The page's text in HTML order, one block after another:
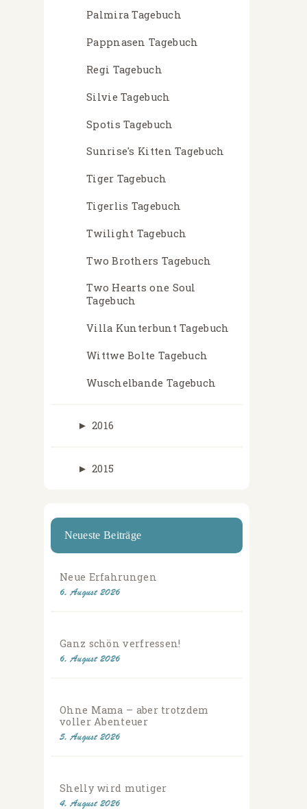
Palmira Tagebuch
Pappnasen Tagebuch
Regi Tagebuch
Silvie Tagebuch
Spotis Tagebuch
Sunrise's Kitten Tagebuch
Tiger Tagebuch
Tigerlis Tagebuch
Twilight Tagebuch
Two Brothers Tagebuch
Two Hearts one Soul
Tagebuch
Villa Kunterbunt Tagebuch
Wittwe Bolte Tagebuch
Wuschelbande Tagebuch
► 2016
► 2015
Neueste Beiträge
Neue Erfahrungen
6. August 2026
Ganz schön verfressen!
6. August 2026
Ohne Mama – aber trotzdem
voller Abenteuer
5. August 2026
Shelly wird mutiger
4. August 2026